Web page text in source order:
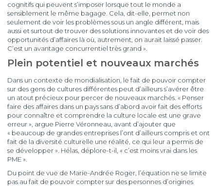
cognitifs qui peuvent s’imposer lorsque tout le monde a
sensiblement le même bagage. Cela, dit-elle, permet non
seulement de voir les problèmes sous un angle différent, mais
aussi et surtout de trouver des solutions innovantes et de voir des
opportunités d’affaires là où, autrement, on aurait laissé passer.
C’est un avantage concurrentiel très grand ».
Plein potentiel et nouveaux marchés
Dans un contexte de mondialisation, le fait de pouvoir compter
sur des gens de cultures différentes peut d’ailleurs s’avérer être
un atout précieux pour percer de nouveaux marchés. « Penser
faire des affaires dans un pays sans d’abord avoir fait des efforts
pour connaître et comprendre la culture locale est une grave
erreur », argue Pierre Véronneau, avant d’ajouter que
« beaucoup de grandes entreprises l’ont d’ailleurs compris et ont
fait de la diversité culturelle une réalité, ce qui leur a permis de
se développer ». Hélas, déplore-t-il, « c’est moins vrai dans les
PME ».
Du point de vue de Marie-Andrée Roger, l’équation ne se limite
pas au fait de pouvoir compter sur des personnes d’origines